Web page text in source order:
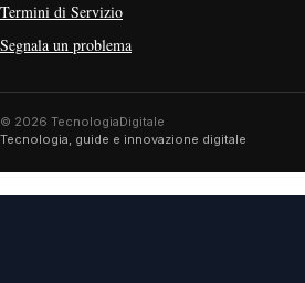
Termini di Servizio
Segnala un problema
© 2026 TecnologiaDigitale
Tecnologia, guide e innovazione digitale